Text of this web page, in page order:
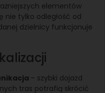
elementów
nie tylko odległość od
dzielnicy funkcjonuje
– szybki dojazd
tras potrafią skrócić